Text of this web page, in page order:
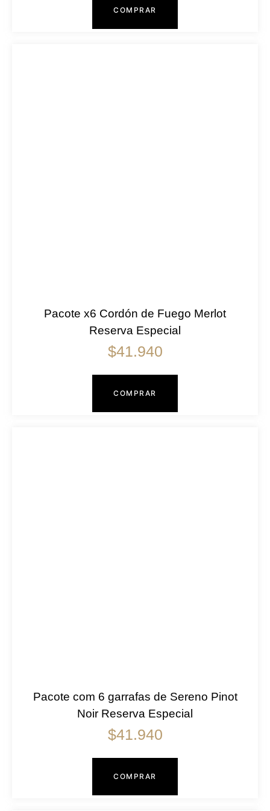
COMPRAR
Pacote x6 Cordón de Fuego Merlot
Reserva Especial
$41.940
COMPRAR
Pacote com 6 garrafas de Sereno Pinot
Noir Reserva Especial
$41.940
COMPRAR